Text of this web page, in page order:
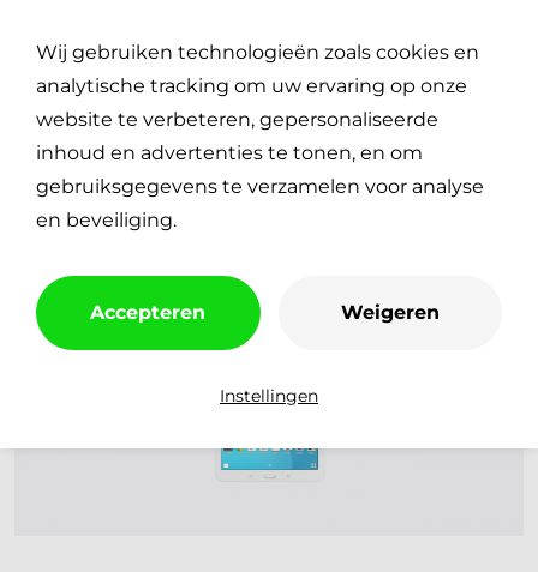
€0,00Plan je reparatie
Wij gebruiken technologieën zoals cookies en
analytische tracking om uw ervaring op onze
website te verbeteren, gepersonaliseerde
inhoud en advertenties te tonen, en om
gebruiksgegevens te verzamelen voor analyse
en beveiliging.
Accepteren Weigeren
Instellingen